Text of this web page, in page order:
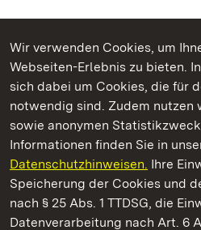
Wir verwenden Cookies, um
Webseiten-Erlebnis zu bieten.
sich dabei um Cookies, die für
notwendig sind. Zudem nutzen
sowie anonymen
Informationen finden Sie in
Datenschutzhinweisen. Ihre
Speicherung der Cookies und
nach § 25 Abs. 1 TTDSG, die
Datenverarbeitung nach Art. 6
Kommen. Staunen. Genießen.
Schloss Bruchsal
Staatliche Schlösser und